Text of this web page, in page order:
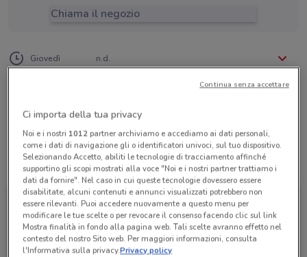
Chiama il negozio
Giovedì n.d.
Venerdì n.d.
Sabato n.d.
Domenica n.d.
Angior Tr./Nonsoloviaggi Brian
Tutte le promozioni di questo negozio
Ci importa della tua privacy
Noi e i nostri 1012partner archiviamo e accediamo ai dati personali,
come i dati di navigazione gli o identificatori univoci, sul tuo dispositivo.
Selezionando Accetto, abiliti le tecnologie di tracciamento affinché
supportino gli scopi mostrati alla voce "Noi e i nostri partner trattiamo i
dati da fornire". Nel caso in cui queste tecnologie dovessero essere
disabilitate, alcuni contenuti e annunci visualizzati potrebbero non
essere rilevanti. Puoi accedere nuovamente a questo menu per
modificare le tue scelte o per revocare il consenso facendo clic sul link
Mostra finalità in fondo alla pagina web. Tali scelte avranno effetto nel
contesto del nostro Sito web. Per maggiori informazioni, consulta
l'Informativa sulla privacy.Privacy policy
Continua senza accettare